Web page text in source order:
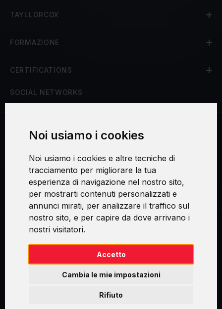
Noi usiamo i cookies
Noi usiamo i cookies e altre tecniche di
tracciamento per migliorare la tua
esperienza di navigazione nel nostro sito,
per mostrarti contenuti personalizzati e
annunci mirati, per analizzare il traffico sul
nostro sito, e per capire da dove arrivano i
nostri visitatori.
Accetto
Rifiuto
Cambia le mie impostazioni
TAYLLORCOX
FORMAZIONE
CERTIFICATIONS
SOCIAL NETWORKS
Procedura di reclamo
Consenso al trattamento dei dati personali
Sicurezza e privacy
Swirl logoTM je ochranná známka společnosti AXELOS Limited. ITIL®
je registrovanou ochrannou známkou AXELOS Limited. PRINCE2® je
registrovanou ochrannou známkou AXELOS Limited. MSP® je
registrovanou ochrannou známkou AXELOS Limited & TAYLLORCOX
trade mark of AXELOS Limited. Copyright© AXELOS Limited 2009.